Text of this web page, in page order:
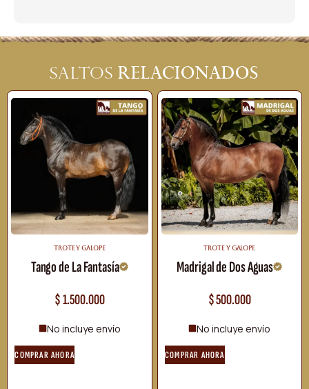
Saltos relacionados
TROTE Y GALOPE
Tango de La Fantasía
$1.500.000
No incluye envío
COMPRAR AHORA
TROTE Y GALOPE
Madrigal de Dos Aguas
$500.000
No incluye envío
COMPRAR AHORA